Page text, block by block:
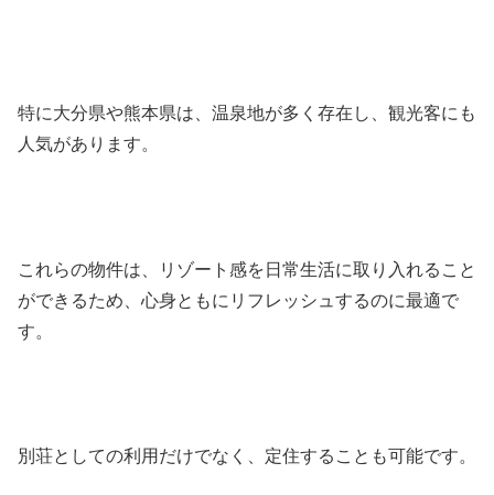
特に大分県や熊本県は、温泉地が多く存在し、観光客にも
人気があります。
これらの物件は、リゾート感を日常生活に取り入れること
ができるため、心身ともにリフレッシュするのに最適で
す。
別荘としての利用だけでなく、定住することも可能です。